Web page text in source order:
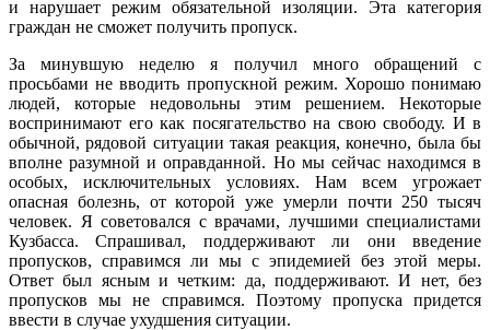
и нарушает режим обязательной изоляции. Эта категория
граждан не сможет получить пропуск.
За минувшую неделю я получил много обращений с
просьбами не вводить пропускной режим. Хорошо понимаю
людей, которые недовольны этим решением. Некоторые
воспринимают его как посягательство на свою свободу. И в
обычной, рядовой ситуации такая реакция, конечно, была бы
вполне разумной и оправданной. Но мы сейчас находимся в
особых, исключительных условиях. Нам всем угрожает
опасная болезнь, от которой уже умерли почти 250 тысяч
человек. Я советовался с врачами, лучшими специалистами
Кузбасса. Спрашивал, поддерживают ли они введение
пропусков, справимся ли мы с эпидемией без этой меры.
Ответ был ясным и четким: да, поддерживают. И нет, без
пропусков мы не справимся. Поэтому пропуска придется
ввести в случае ухудшения ситуации.